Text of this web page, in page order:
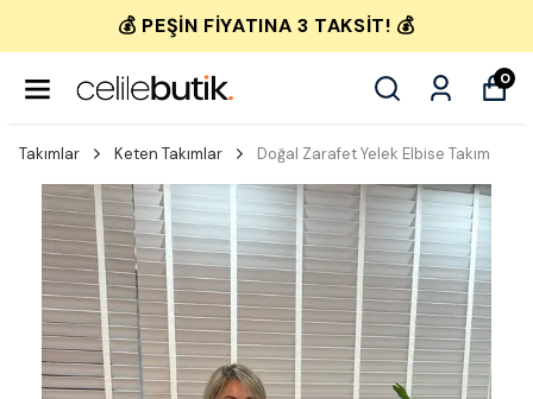
💰 PEŞIN FIYATINA 3 TAKSIT! 💰
0
Takımlar Keten Takımlar Doğal Zarafet Yelek Elbise Takım